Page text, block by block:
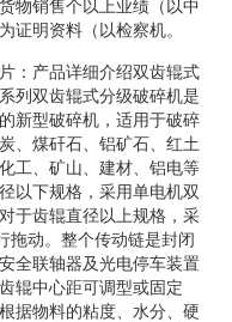
物销售个以上业绩（以中
证明资料（以检察机。
：产品详细介绍双齿辊式
列双齿辊式分级破碎机是
新型破碎机，适用于破碎
、煤矸石、铝矿石、红土
工、矿山、建材、铝电等
以下规格，采用单电机双
于齿辊直径以上规格，采
拖动。整个传动链是封闭
全联轴器及光电停车装置
辊中心距可调型或固定
据物料的粘度、水分、硬